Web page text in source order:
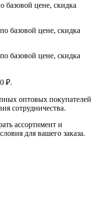
базовой цене, скидка
базовой цене, скидка
базовой цене, скидка
₽.
оптовых покупателей
сотрудничества.
ассортимент и
для вашего заказа.